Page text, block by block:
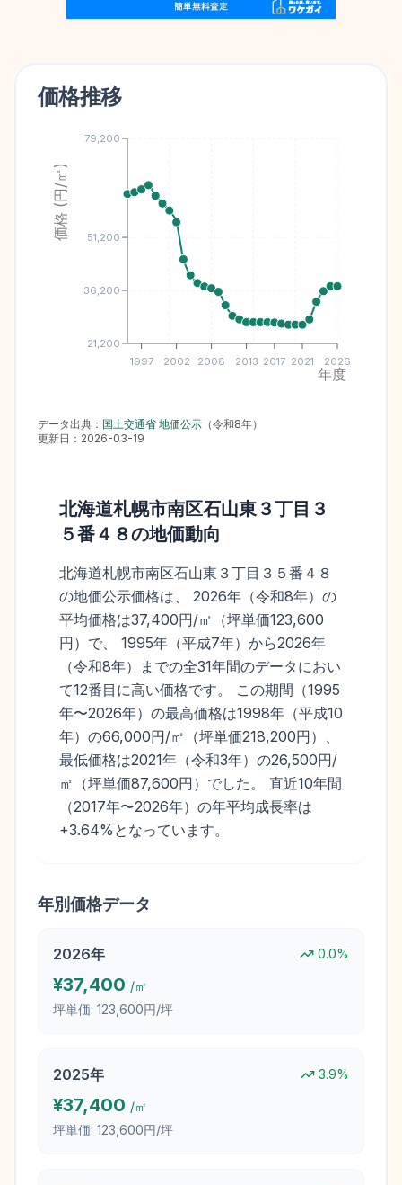
価格推移
1997 2002 2008 2013 2017 2021 2026
年度
21,200
36,200
51,200
79,200
価格 (円/㎡)
データ出典： 国土交通省 地価公示 （令和8年）
更新日： 2026-03-19
北海道札幌市南区石山東３丁目３
５番４８の地価動向
北海道札幌市南区石山東３丁目３５番４８
の地価公示価格は、 2026年（令和8年）の
平均価格は37,400円/㎡（坪単価123,600
円）で、 1995年（平成7年）から2026年
（令和8年）までの全31年間のデータにおい
て12番目に高い価格です。 この期間（1995
年〜2026年）の最高価格は1998年（平成10
年）の66,000円/㎡（坪単価218,200円）、
最低価格は2021年（令和3年）の26,500円/
㎡（坪単価87,600円）でした。 直近10年間
（2017年〜2026年）の年平均成長率は
+3.64%となっています。
年別価格データ
2026年 0.0%
¥37,400 /㎡
坪単価: 123,600円/坪
2025年 3.9%
¥37,400 /㎡
坪単価: 123,600円/坪